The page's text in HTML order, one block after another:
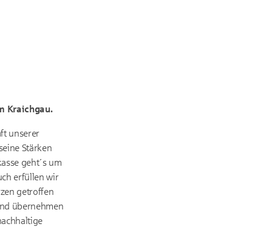
Kraichgau.
unserer
Stärken
geht´s um
erfüllen wir
getroffen
übernehmen